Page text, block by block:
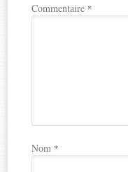
Commentaire *
Nom *